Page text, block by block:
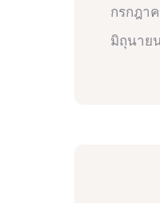
กรกฎา
มิถุนาย